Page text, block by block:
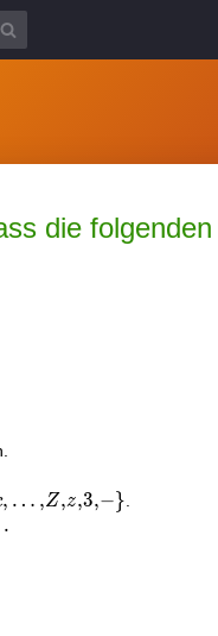
die
, … ,Z,z,3,−}
.